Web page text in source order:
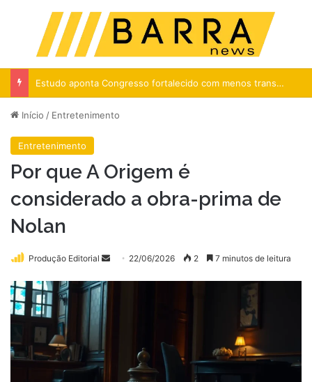
Menu
Estudo aponta Congresso fortalecido com menos transparência
Início / Entretenimento
Entretenimento
Por que A Origem é
considerado a obra-prima de
Nolan
Produção Editorial
Mande22/06/2026 2 7 minutos de leitura